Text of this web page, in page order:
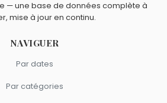
— une base de données complète à
mise à jour en continu.
NAVIGUER
Par dates
Par catégories